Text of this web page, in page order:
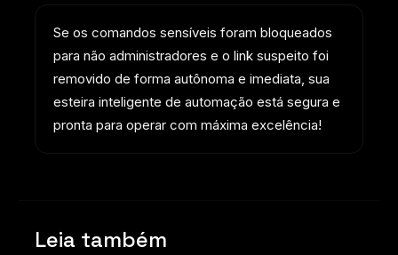
Se os comandos sensíveis foram bloqueados
para não administradores e o link suspeito foi
removido de forma autônoma e imediata, sua
esteira inteligente de automação está segura e
pronta para operar com máxima excelência!
Leia também